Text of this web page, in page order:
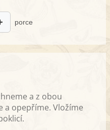
porce
a z obou
a opepříme. Vložíme